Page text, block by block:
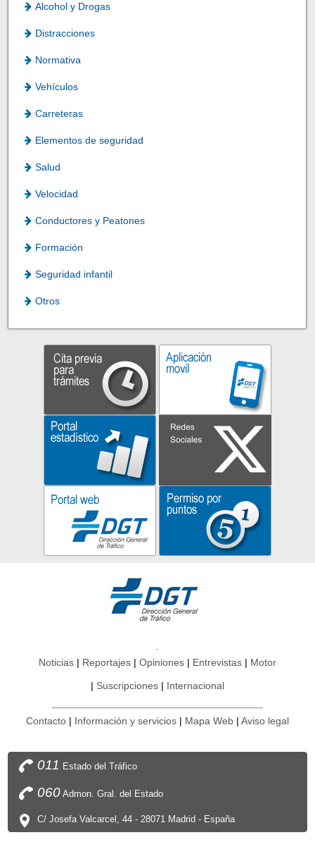
Alcohol y Drogas
Distracciones
Normativa
Vehículos
Carreteras
Elementos de seguridad
Salud
Velocidad
Conductores y Peatones
Formación
Seguridad infantil
Otros
Noticias Reportajes Opiniones Entrevistas Motor
Suscripciones Internacional
Contacto Información y servicios Mapa Web Aviso legal
011 Estado del Tráfico
060Admon. Gral. del Estado
C/ Josefa Valcarcel, 44 - 28071 Madrid - España